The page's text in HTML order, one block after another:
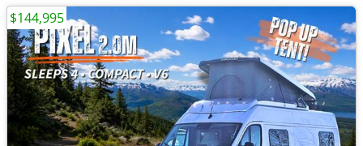
$144,995